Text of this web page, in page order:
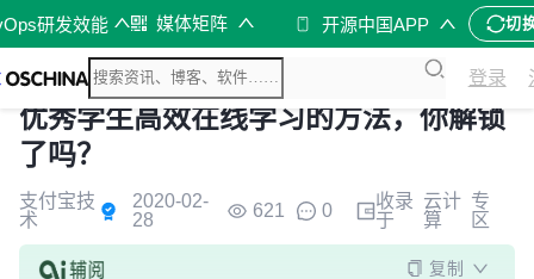
研发效能 媒体矩阵 开源中国APP 切
登录
优秀学生高效在线学习的方法，你解锁
了吗？
支付宝技
术
2020-02-
28
621 0
收录
于
云计
算
专
区
复制